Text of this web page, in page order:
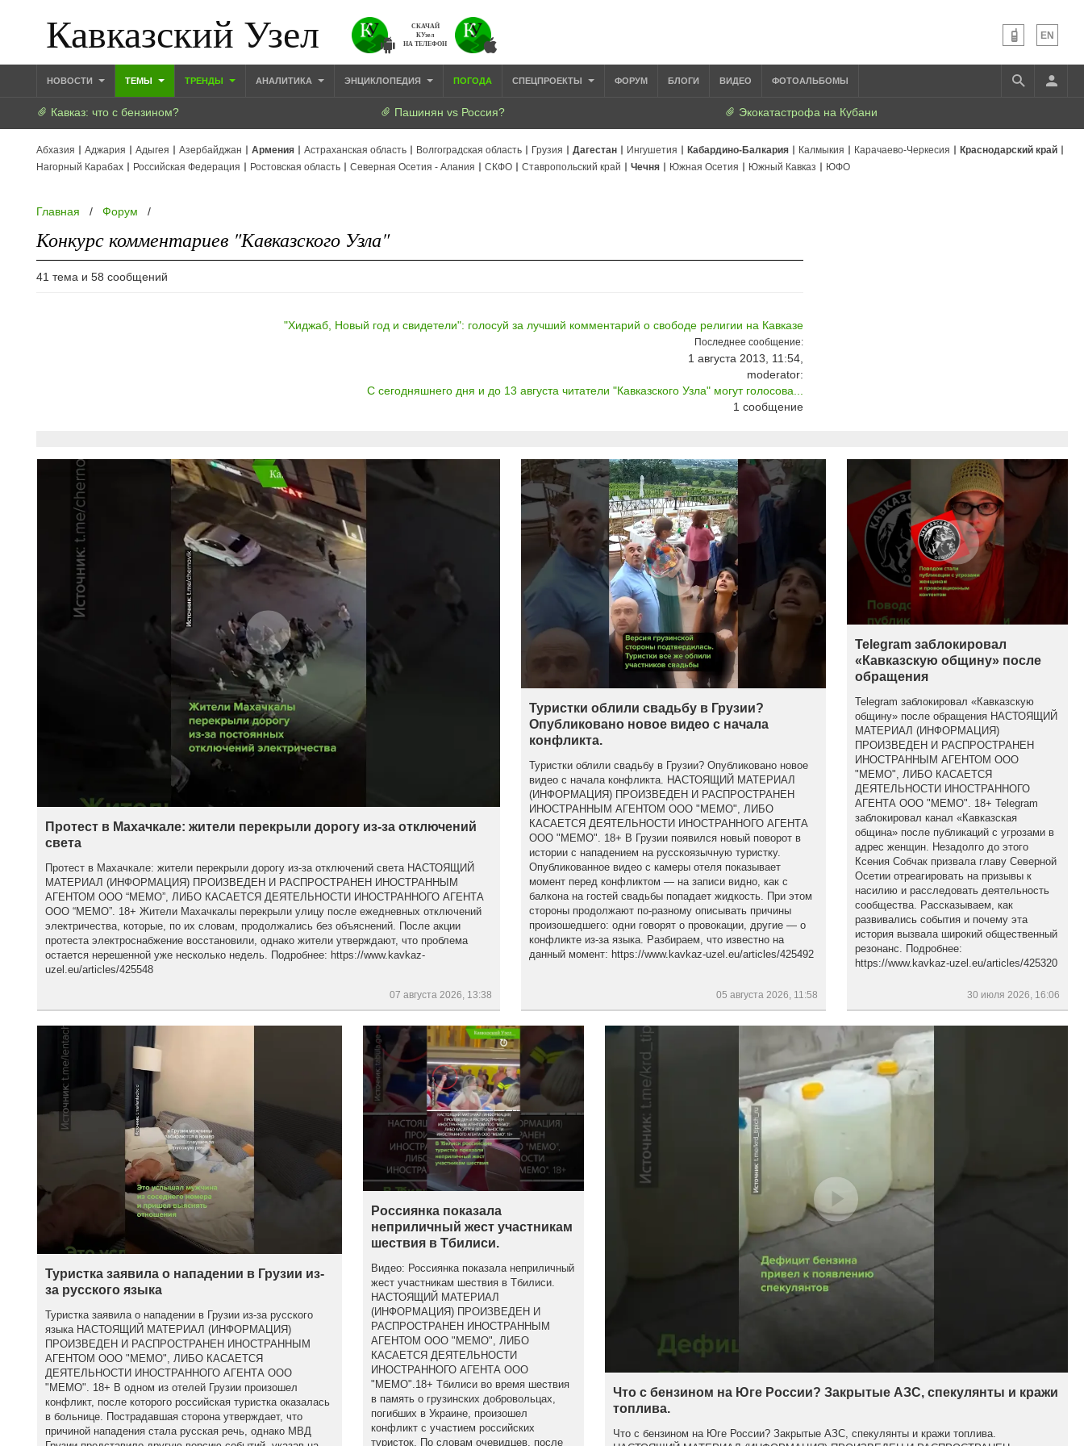
Кавказский Узел
СКАЧАЙ
КУзел
НА ТЕЛЕФОН
EN
НОВОСТИ ТЕМЫ ТРЕНДЫ АНАЛИТИКА ЭНЦИКЛОПЕДИЯ ПОГОДА СПЕЦПРОЕКТЫ ФОРУМ БЛОГИ ВИДЕО ФОТОАЛЬБОМЫ
Кавказ: что с бензином? Пашинян vs Россия? Экокатастрофа на Кубани
Абхазия Аджария Адыгея Азербайджан Армения Астраханская область Волгоградская область Грузия Дагестан Ингушетия Кабардино-Балкария Калмыкия Карачаево-Черкесия
Краснодарский край
Нагорный Карабах
Российская Федерация Ростовская область Северная Осетия - Алания СКФО Ставропольский край Чечня Южная Осетия Южный Кавказ ЮФО
Главная / Форум /
Конкурс комментариев "Кавказского Узла"
41 тема и 58 сообщений
"Хиджаб, Новый год и свидетели": голосуй за лучший комментарий о свободе религии на Кавказе
Последнее сообщение:
1 августа 2013, 11:54,
moderator:
С сегодняшнего дня и до 13 августа читатели "Кавказского Узла" могут голосова...
1сообщение
Протест в Махачкале: жители перекрыли дорогу из-за отключений
света
Протест в Махачкале: жители перекрыли дорогу из-за отключений света НАСТОЯЩИЙ
МАТЕРИАЛ (ИНФОРМАЦИЯ) ПРОИЗВЕДЕН И РАСПРОСТРАНЕН ИНОСТРАННЫМ
АГЕНТОМ ООО “МЕМО”, ЛИБО КАСАЕТСЯ ДЕЯТЕЛЬНОСТИ ИНОСТРАННОГО АГЕНТА
ООО “МЕМО”. 18+ Жители Махачкалы перекрыли улицу после ежедневных отключений
электричества, которые, по их словам, продолжались без объяснений. После акции
протеста электроснабжение восстановили, однако жители утверждают, что проблема
остается нерешенной уже несколько недель. Подробнее: https://www.kavkaz-
uzel.eu/articles/425548
07 августа 2026, 13:38
Туристки облили свадьбу в Грузии?
Опубликовано новое видео с начала
конфликта.
Туристки облили свадьбу в Грузии? Опубликовано новое
видео с начала конфликта. НАСТОЯЩИЙ МАТЕРИАЛ
(ИНФОРМАЦИЯ) ПРОИЗВЕДЕН И РАСПРОСТРАНЕН
ИНОСТРАННЫМ АГЕНТОМ ООО "МЕМО", ЛИБО
КАСАЕТСЯ ДЕЯТЕЛЬНОСТИ ИНОСТРАННОГО АГЕНТА
ООО "МЕМО". 18+ В Грузии появился новый поворот в
истории с нападением на русскоязычную туристку.
Опубликованное видео с камеры отеля показывает
момент перед конфликтом — на записи видно, как с
балкона на гостей свадьбы попадает жидкость. При этом
стороны продолжают по-разному описывать причины
произошедшего: одни говорят о провокации, другие — о
конфликте из-за языка. Разбираем, что известно на
данный момент: https://www.kavkaz-uzel.eu/articles/425492
05 августа 2026, 11:58
Telegram заблокировал
«Кавказскую общину» после
обращения
Telegram заблокировал «Кавказскую
общину» после обращения НАСТОЯЩИЙ
МАТЕРИАЛ (ИНФОРМАЦИЯ)
ПРОИЗВЕДЕН И РАСПРОСТРАНЕН
ИНОСТРАННЫМ АГЕНТОМ ООО
"МЕМО", ЛИБО КАСАЕТСЯ
ДЕЯТЕЛЬНОСТИ ИНОСТРАННОГО
АГЕНТА ООО "МЕМО". 18+ Telegram
заблокировал канал «Кавказская
община» после публикаций с угрозами в
адрес женщин. Незадолго до этого
Ксения Собчак призвала главу Северной
Осетии отреагировать на призывы к
насилию и расследовать деятельность
сообщества. Рассказываем, как
развивались события и почему эта
история вызвала широкий общественный
резонанс. Подробнее:
https://www.kavkaz-uzel.eu/articles/425320
30 июля 2026, 16:06
Туристка заявила о нападении в Грузии из-
за русского языка
Туристка заявила о нападении в Грузии из-за русского
языка НАСТОЯЩИЙ МАТЕРИАЛ (ИНФОРМАЦИЯ)
ПРОИЗВЕДЕН И РАСПРОСТРАНЕН ИНОСТРАННЫМ
АГЕНТОМ ООО "МЕМО", ЛИБО КАСАЕТСЯ
ДЕЯТЕЛЬНОСТИ ИНОСТРАННОГО АГЕНТА ООО
"МЕМО". 18+ В одном из отелей Грузии произошел
конфликт, после которого российская туристка оказалась
в больнице. Пострадавшая сторона утверждает, что
причиной нападения стала русская речь, однако МВД
Россиянка показала
неприличный жест участникам
шествия в Тбилиси.
Видео: Россиянка показала неприличный
жест участникам шествия в Тбилиси.
НАСТОЯЩИЙ МАТЕРИАЛ
(ИНФОРМАЦИЯ) ПРОИЗВЕДЕН И
РАСПРОСТРАНЕН ИНОСТРАННЫМ
АГЕНТОМ ООО "МЕМО", ЛИБО
КАСАЕТСЯ ДЕЯТЕЛЬНОСТИ
ИНОСТРАННОГО АГЕНТА ООО
"МЕМО".18+ Тбилиси во время шествия
в память о грузинских добровольцах,
погибших в Украине, произошел
конфликт с участием российских
туристок. По словам очевидцев, после
Что с бензином на Юге России? Закрытые АЗС, спекулянты и кражи
топлива.
Что с бензином на Юге России? Закрытые АЗС, спекулянты и кражи топлива.